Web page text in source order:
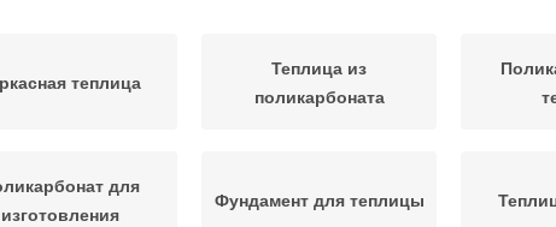
теплица
Теплица из
поликарбоната
для
изготовления
Фундамент для теплицы